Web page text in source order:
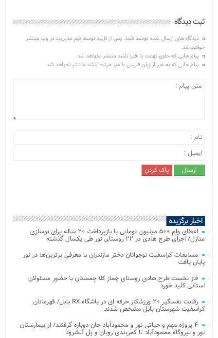
ثبت دیدگاه
دیدگاه های ارسال شده توسط شما، پس از تایید توسط تیم مدیریت در وب منتشر
خواهد شد.
پیام هایی که حاوی تهمت یا افترا باشد منتشر نخواهد شد.
پیام هایی که به غیر از زبان فارسی یا غیر مرتبط باشد منتشر نخواهد شد.
اخبار برگزیده
اعطای وام ۵۰۰ میلیون تومانی با بازپرداخت ۲۰ ساله برای نوسازی
منازل/ اجرای طرح هادی در ۲۲ روستای نور طی یکسال گذشته
مسابقات کراسفیت نوجوانان دختر مازندران با معرفی برترین‌ها در نور
پایان یافت
فاز نخست طرح هادی روستای چماز کلا چمستان با حضور مسئولان
استانی کلید خورد
رقابت نفسگیر ۲۰ ورزشکار حرفه ای در باشگاه RX بابل/ قهرمانان
کراسفیت شهرستان بابل مشخص شدند
۴ پروژه مهم و حیاتی نور و محمودآباد جان دوباره گرفتند/ از بیمارستان
نور و نیروگاه محمودآباد تا کمربندی رویان و پل آلشرود